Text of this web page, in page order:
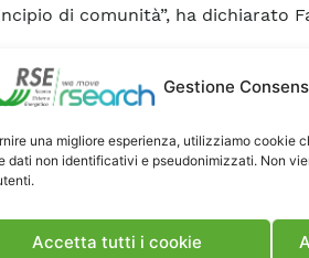
Gestione
una migliore esperienza, utilizziamo cookie
dati non identificativi e pseudonimizzati. Non
Accetta tutti i cookie
di comunità”, ha dichiarato
locandina dell’evento